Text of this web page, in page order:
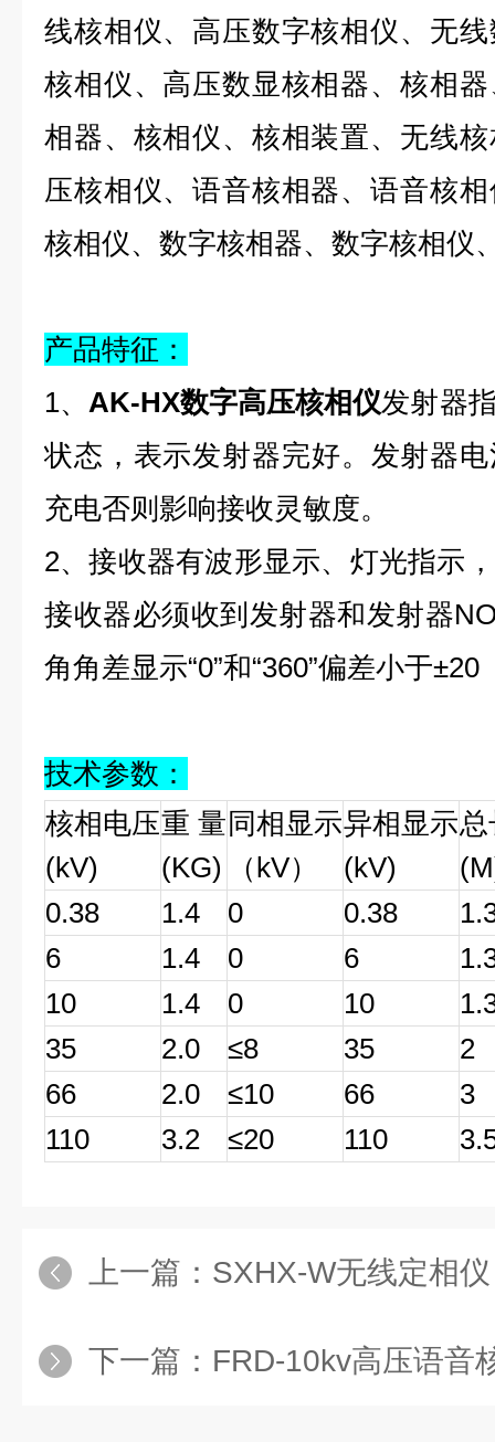
线核相仪、高压数字核相仪、无
核相仪、高压数显核相器、核相
相器、核相仪、核相装置、无线
压核相仪、语音核相器、语音核
核相仪、数字核相器、数字核相仪
产品特征：
1、AK-HX数字高压核相仪发射器
状态，表示发射器完好。发射器
充电否则影响接收灵敏度。
2、接收器有波形显示、灯光指示
接收器必须收到发射器和发射器
角角差显示“0”和“360”偏差小于±20
技术参数：
核相电压
(kV)
重 量
(KG)
同相显示
（kV）
异相显示
(kV)
0.38
1.4 0 0.38
6
1.4 0 6
10
1.4 0 10
35
2.0 ≤8 35
2
66
2.0 ≤10 66
3
110
3.2 ≤20 110
上一篇： SXHX-W无线定相仪
下一篇： FRD-10kv高压语音